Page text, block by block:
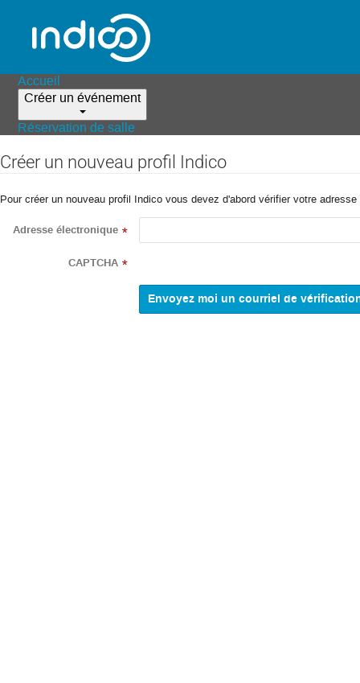
Accueil
Créer un événement
Réservation de salle
Créer un nouveau profil Indico
Pour créer un nouveau profil Indico vous devez d'abord vérifier votre
Adresse électronique *
CAPTCHA *